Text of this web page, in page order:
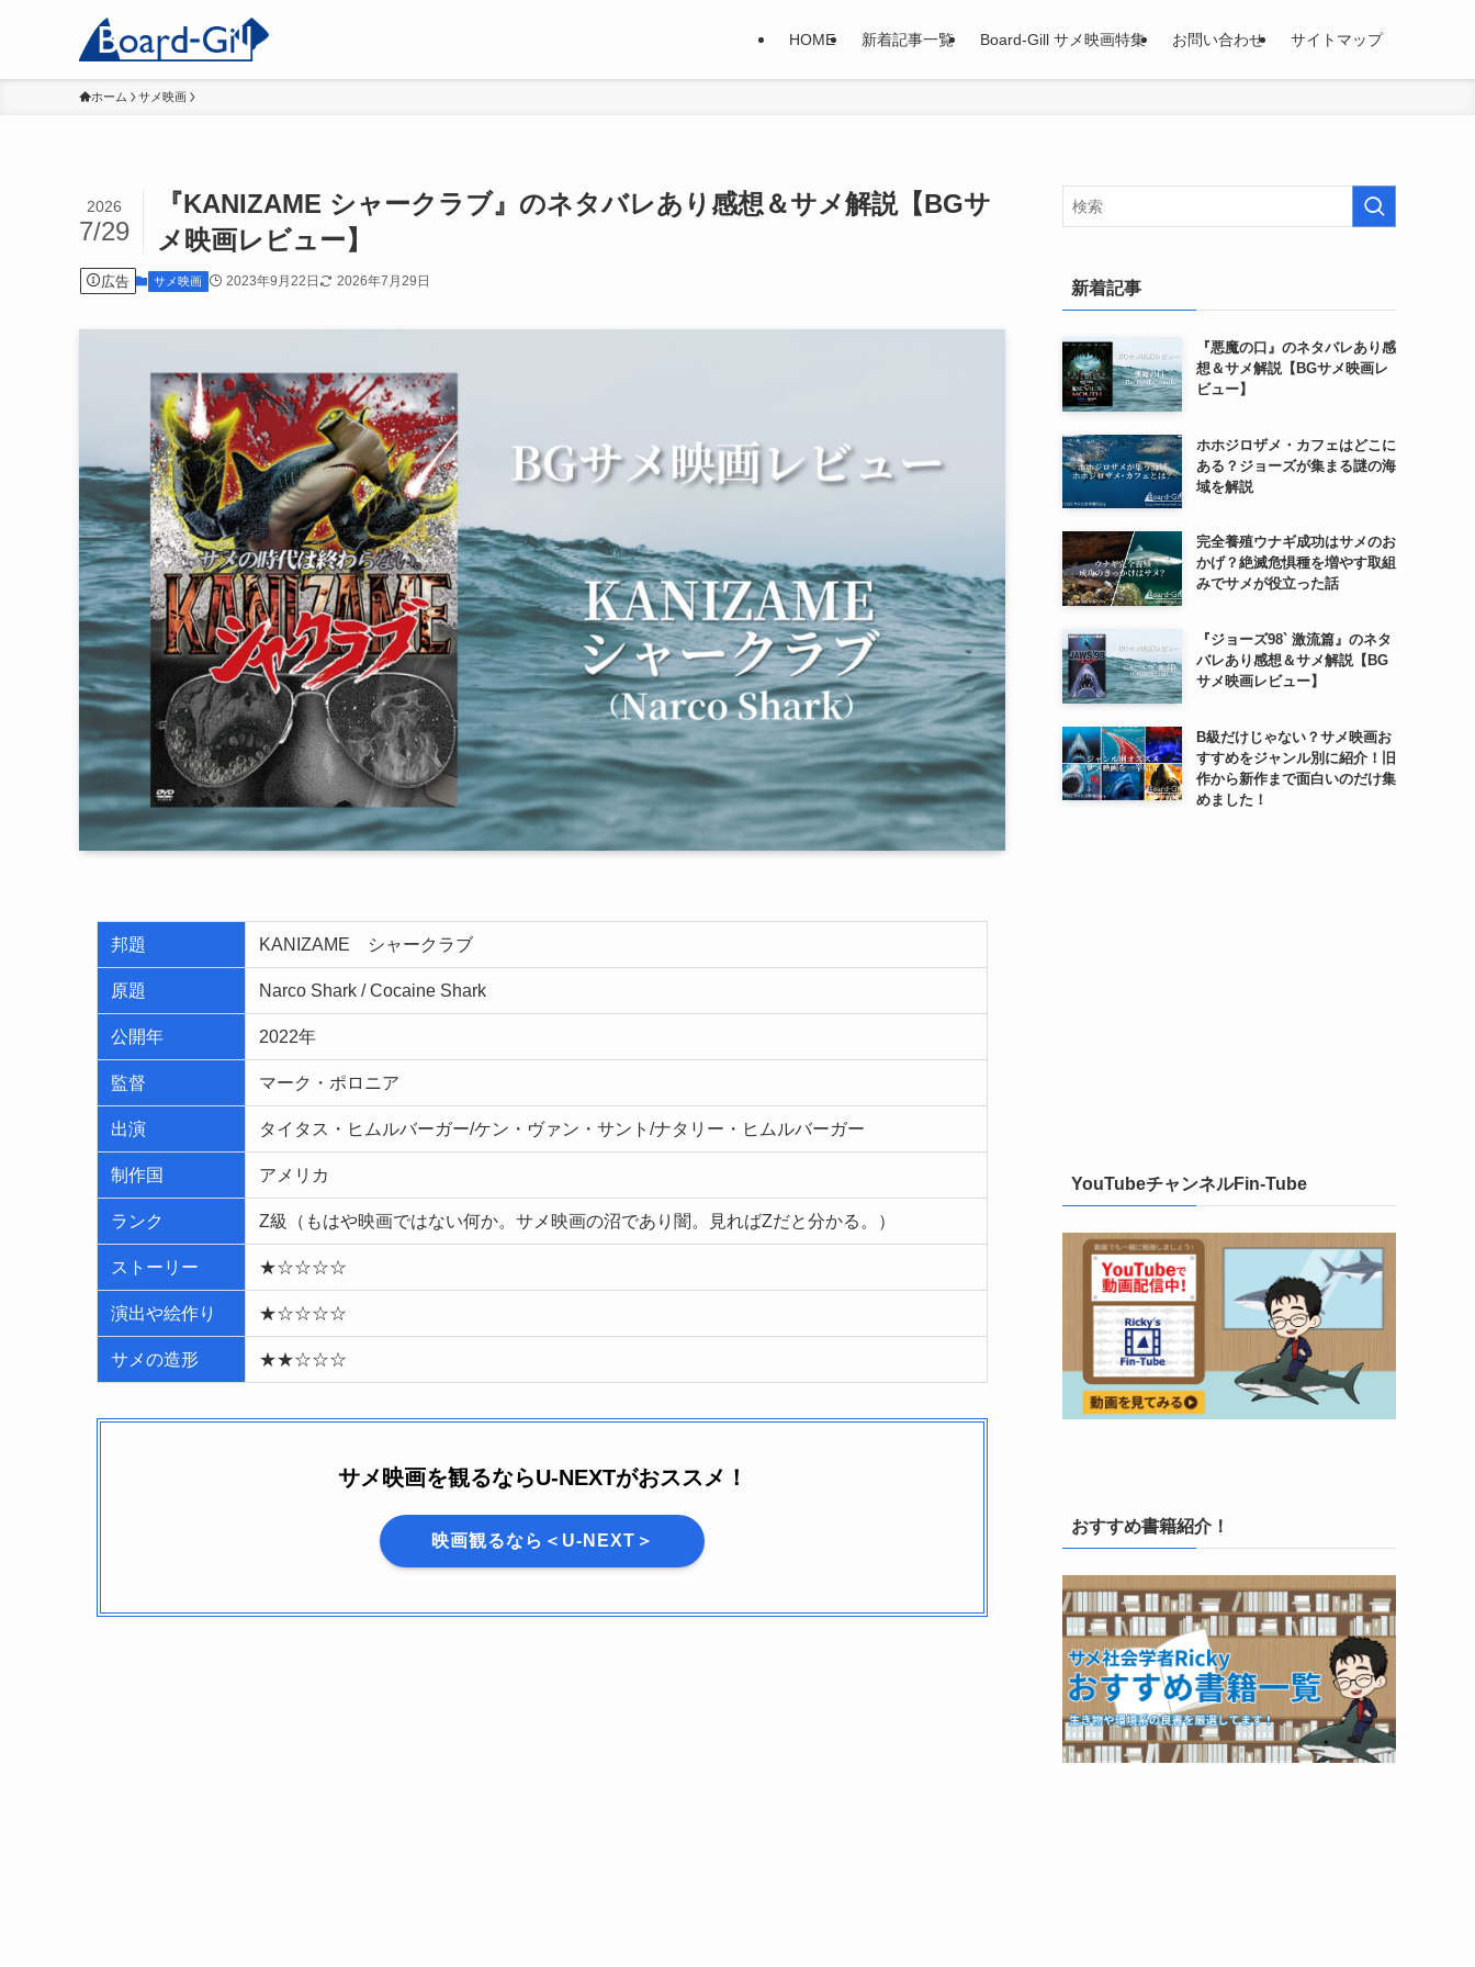
HOME 新着記事一覧 Board-Gill サメ映画特集 お問い合わせ サイトマップ
ホーム サメ映画
『KANIZAME シャークラブ』のネタバレあり感想＆サメ解説【BGサ
メ映画レビュー】
2026
7/29
広告 サメ映画 2023年9月22日 2026年7月29日
邦題 KANIZAME シャークラブ
原題 Narco Shark / Cocaine Shark
公開年 2022年
監督 マーク・ポロニア
出演 タイタス・ヒムルバーガー/ケン・ヴァン・サント/ナタリー・ヒムルバーガー
制作国 アメリカ
ランク Z級（もはや映画ではない何か。サメ映画の沼であり闇。見ればZだと分かる。）
ストーリー ★☆☆☆☆
演出や絵作り ★☆☆☆☆
サメの造形 ★★☆☆☆
サメ映画を観るならU-NEXTがおススメ！
映画観るなら＜U-NEXT＞
新着記事
『悪魔の口』のネタバレあり感
想＆サメ解説【BGサメ映画レ
ビュー】
ホホジロザメ・カフェはどこに
ある？ジョーズが集まる謎の海
域を解説
完全養殖ウナギ成功はサメのお
かげ？絶滅危惧種を増やす取組
みでサメが役立った話
『ジョーズ98` 激流篇』のネタ
バレあり感想＆サメ解説【BG
サメ映画レビュー】
B級だけじゃない？サメ映画お
すすめをジャンル別に紹介！旧
作から新作まで面白いのだけ集
めました！
YouTubeチャンネルFin-Tube
おすすめ書籍紹介！